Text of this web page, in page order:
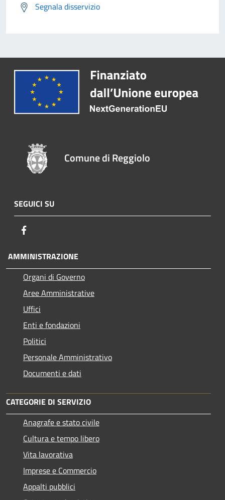
Segnala disservizio
Comune di Reggiolo
SEGUICI SU
AMMINISTRAZIONE
Organi di Governo
Aree Amministrative
Uffici
Enti e fondazioni
Politici
Personale Amministrativo
Documenti e dati
CATEGORIE DI SERVIZIO
Anagrafe e stato civile
Cultura e tempo libero
Vita lavorativa
Imprese e Commercio
Appalti pubblici